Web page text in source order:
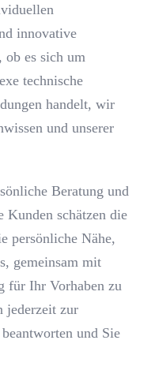
innovative
es sich um
technische
handelt, wir
und unserer
Beratung und
Kunden schätzen die
persönliche Nähe,
gemeinsam mit
für Ihr Vorhaben zu
jederzeit zur
und Sie